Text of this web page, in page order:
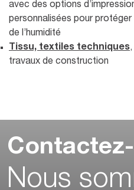
avec des options
personnalisées pour
de l’humidité
Tissu, textiles techniques
travaux de construction
Nous